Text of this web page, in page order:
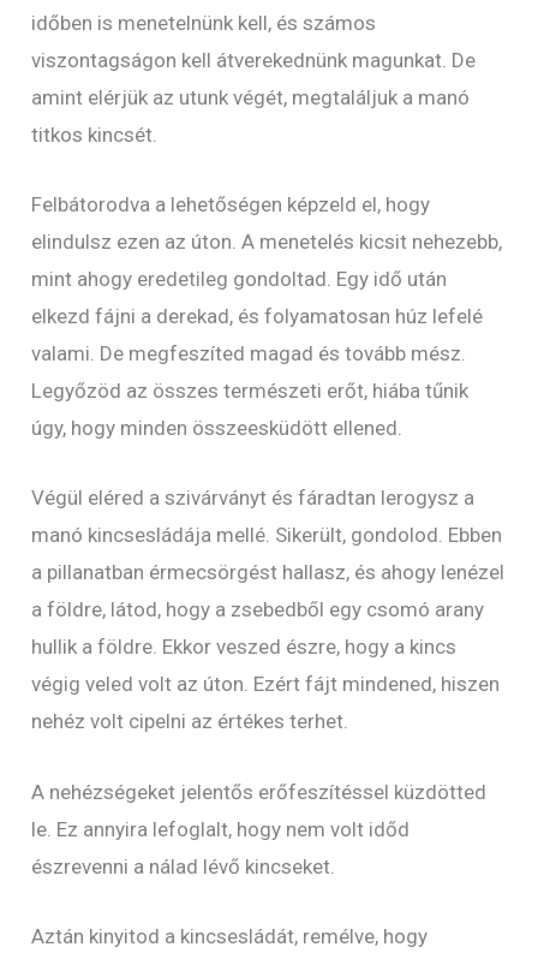
időben is menetelnünk kell, és számos
viszontagságon kell átverekednünk magunkat. De
amint elérjük az utunk végét, megtaláljuk a manó
titkos kincsét.
Felbátorodva a lehetőségen képzeld el, hogy
elindulsz ezen az úton. A menetelés kicsit nehezebb,
mint ahogy eredetileg gondoltad. Egy idő után
elkezd fájni a derekad, és folyamatosan húz lefelé
valami. De megfeszíted magad és tovább mész.
Legyőzöd az összes természeti erőt, hiába tűnik
úgy, hogy minden összeesküdött ellened.
Végül eléred a szivárványt és fáradtan lerogysz a
manó kincsesládája mellé. Sikerült, gondolod. Ebben
a pillanatban érmecsörgést hallasz, és ahogy lenézel
a földre, látod, hogy a zsebedből egy csomó arany
hullik a földre. Ekkor veszed észre, hogy a kincs
végig veled volt az úton. Ezért fájt mindened, hiszen
nehéz volt cipelni az értékes terhet.
A nehézségeket jelentős erőfeszítéssel küzdötted
le. Ez annyira lefoglalt, hogy nem volt időd
észrevenni a nálad lévő kincseket.
Aztán kinyitod a kincsesládát, remélve, hogy